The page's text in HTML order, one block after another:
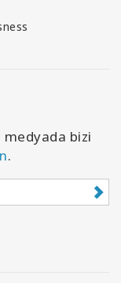
bizi
.